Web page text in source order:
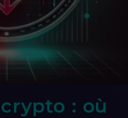
: où